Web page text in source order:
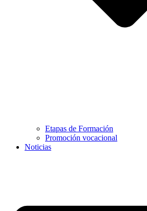
Etapas de Formación
Promoción vocacional
Noticias